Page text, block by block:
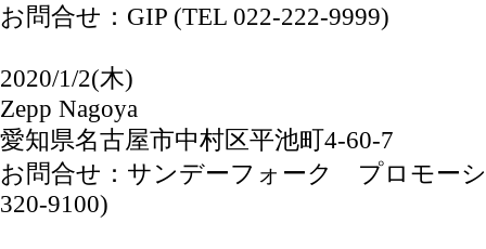
お問合せ：GIP (TEL 022-222-9999)
2020/1/2(木)
Zepp Nagoya
愛知県名古屋市中村区平池町4-60-7
お問合せ：サンデーフォーク プロモー
320-9100)